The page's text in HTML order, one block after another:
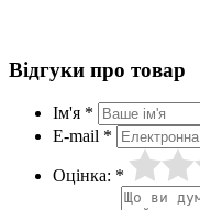
Відгуки про товар
Ім'я *
E-mail *
Оцінка: *